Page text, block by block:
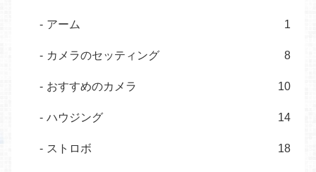
アーム 1
カメラのセッティング 8
おすすめのカメラ 10
ハウジング 14
ストロボ 18